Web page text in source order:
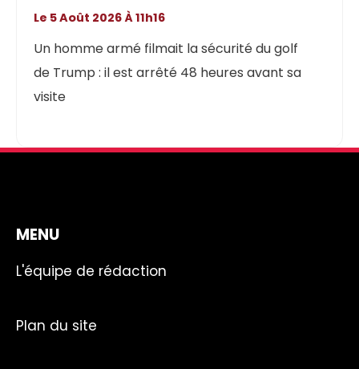
Un homme armé filmait la sécurité du golf
de Trump : il est arrêté 48 heures avant sa
visite
Le 5 Août 2026 À 11h16
MENU
L'équipe de rédaction
Plan du site